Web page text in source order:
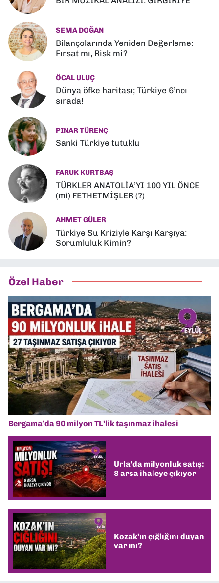
SEMA DOĞAN
Bilançolarında Yeniden Değerleme:
Fırsat mı, Risk mi?
ÖCAL ULUÇ
Dünya öfke haritası; Türkiye 6’ncı
sırada!
PINAR TÜRENÇ
Sanki Türkiye tutuklu
FARUK KURTBAŞ
TÜRKLER ANATOLİA’YI 100 YIL ÖNCE
(mi) FETHETMİŞLER (?)
AHMET GÜLER
Türkiye Su Kriziyle Karşı Karşıya:
Sorumluluk Kimin?
Özel Haber
Bergama’da 90 milyon TL’lik taşınmaz ihalesi
Urla’da milyonluk satış:
8 arsa ihaleye çıkıyor
Kozak’ın çığlığını duyan
var mı?